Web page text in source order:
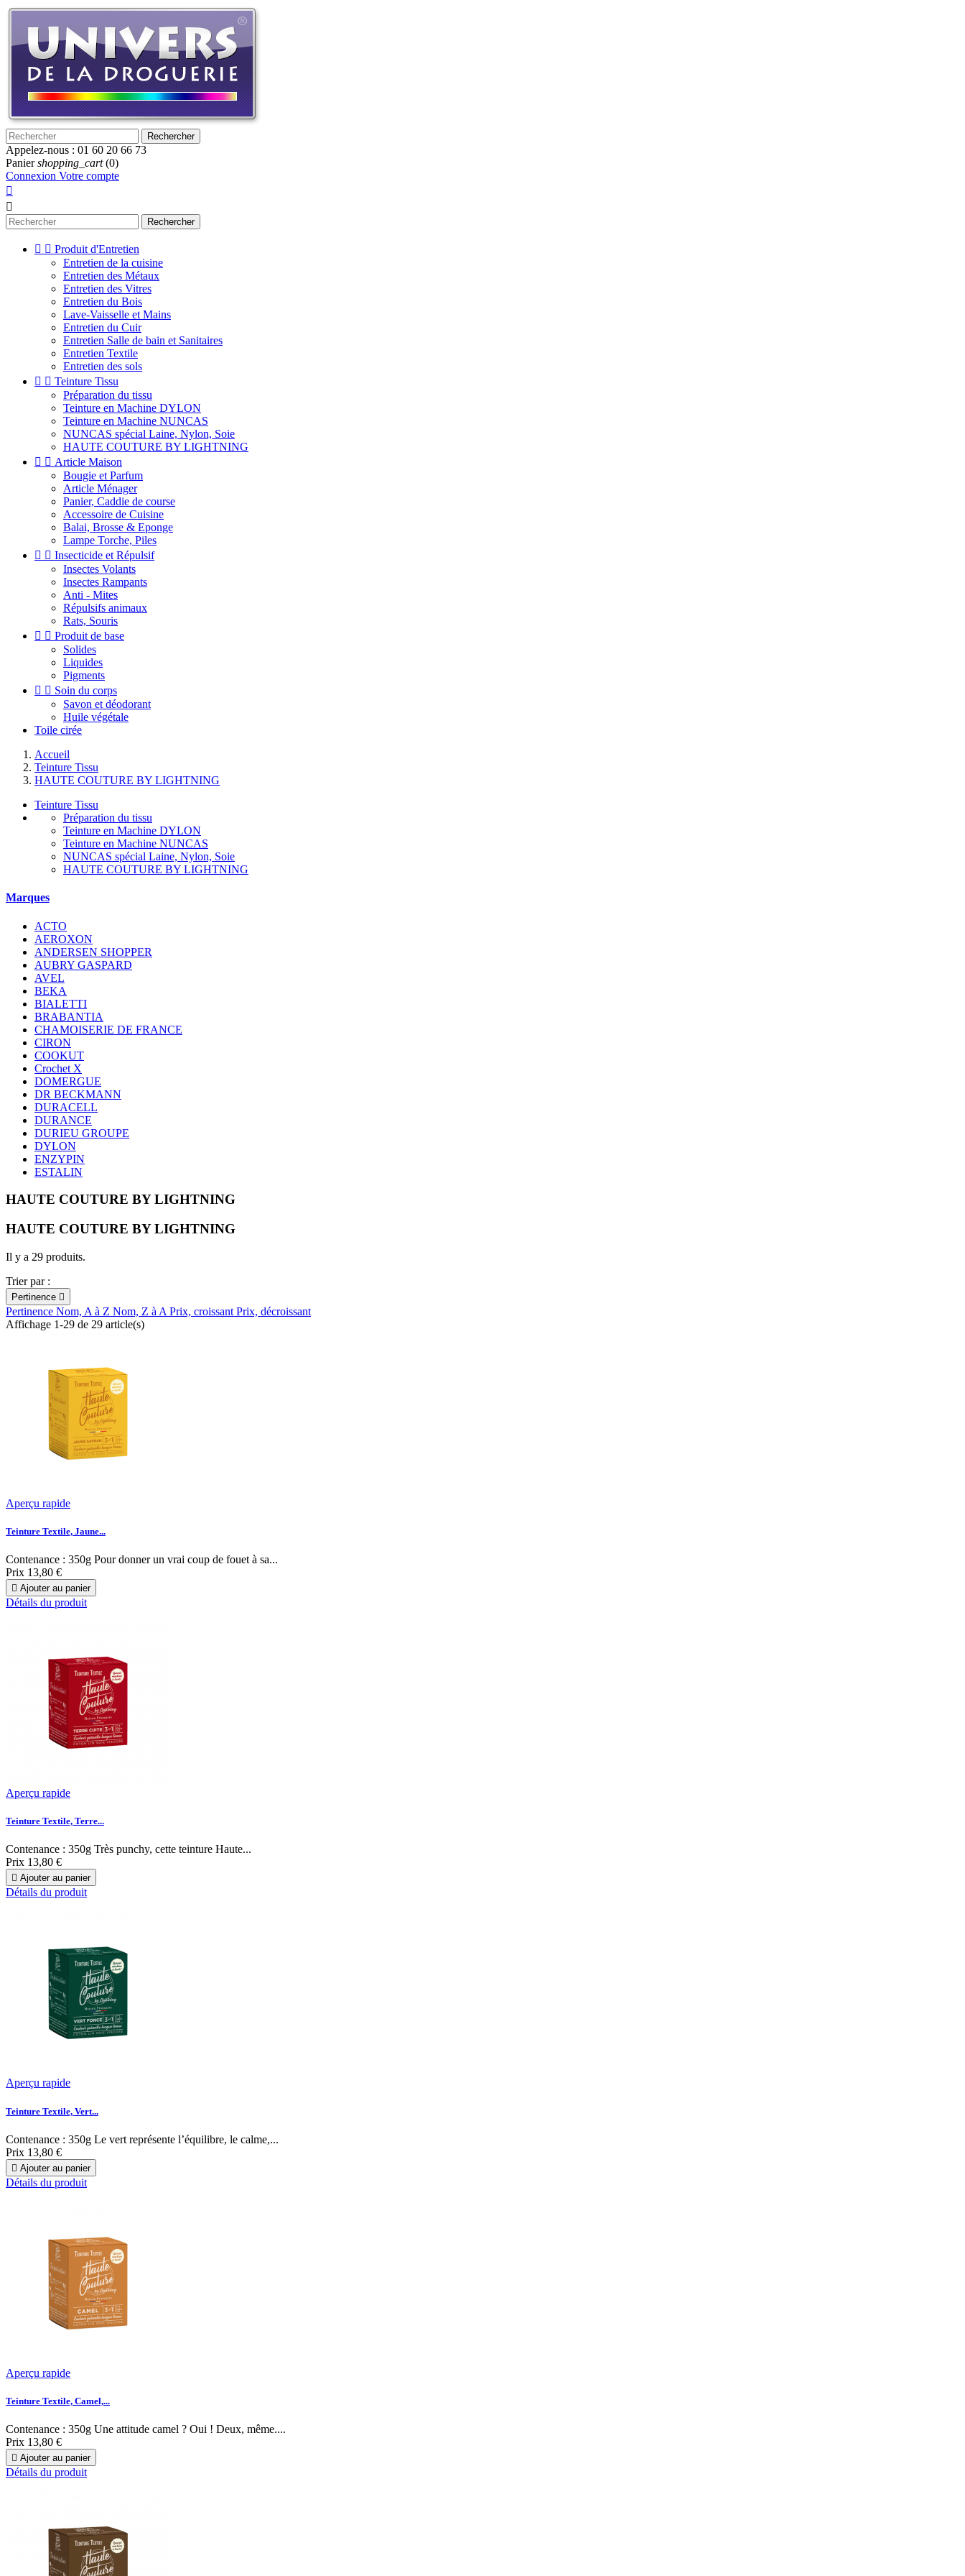
Rechercher
Appelez-nous : 01 60 20 66 73
Panier shopping_cart (0)
Connexion Votre compte


Rechercher
  Produit d'Entretien
Entretien de la cuisine
Entretien des Métaux
Entretien des Vitres
Entretien du Bois
Lave-Vaisselle et Mains
Entretien du Cuir
Entretien Salle de bain et Sanitaires
Entretien Textile
Entretien des sols
  Teinture Tissu
Préparation du tissu
Teinture en Machine DYLON
Teinture en Machine NUNCAS
NUNCAS spécial Laine, Nylon, Soie
HAUTE COUTURE BY LIGHTNING
  Article Maison
Bougie et Parfum
Article Ménager
Panier, Caddie de course
Accessoire de Cuisine
Balai, Brosse & Eponge
Lampe Torche, Piles
  Insecticide et Répulsif
Insectes Volants
Insectes Rampants
Anti - Mites
Répulsifs animaux
Rats, Souris
  Produit de base
Solides
Liquides
Pigments
  Soin du corps
Savon et déodorant
Huile végétale
Toile cirée
Accueil
Teinture Tissu
HAUTE COUTURE BY LIGHTNING
Teinture Tissu
Préparation du tissu
Teinture en Machine DYLON
Teinture en Machine NUNCAS
NUNCAS spécial Laine, Nylon, Soie
HAUTE COUTURE BY LIGHTNING
Marques
ACTO
AEROXON
ANDERSEN SHOPPER
AUBRY GASPARD
AVEL
BEKA
BIALETTI
BRABANTIA
CHAMOISERIE DE FRANCE
CIRON
COOKUT
Crochet X
DOMERGUE
DR BECKMANN
DURACELL
DURANCE
DURIEU GROUPE
DYLON
ENZYPIN
ESTALIN
HAUTE COUTURE BY LIGHTNING
HAUTE COUTURE BY LIGHTNING
Il y a 29 produits.
Trier par :
Pertinence 
Pertinence Nom, A à Z Nom, Z à A Prix, croissant Prix, décroissant
Affichage 1-29 de 29 article(s)
Aperçu rapide
Teinture Textile, Jaune...
Contenance : 350g Pour donner un vrai coup de fouet à sa...
Prix 13,80 €
 Ajouter au panier
Détails du produit
Aperçu rapide
Teinture Textile, Terre...
Contenance : 350g Très punchy, cette teinture Haute...
Prix 13,80 €
 Ajouter au panier
Détails du produit
Aperçu rapide
Teinture Textile, Vert...
Contenance : 350g Le vert représente l’équilibre, le calme,...
Prix 13,80 €
 Ajouter au panier
Détails du produit
Aperçu rapide
Teinture Textile, Camel,...
Contenance : 350g Une attitude camel ? Oui ! Deux, même....
Prix 13,80 €
 Ajouter au panier
Détails du produit